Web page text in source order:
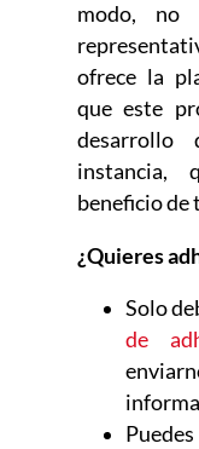
modo, no
ofrece la
que este
instancia,
beneficio de
¿Quieres
Solo
de